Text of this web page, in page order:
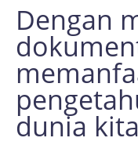
Dengan
dunia